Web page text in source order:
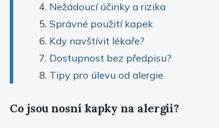
Nežádoucí účinky a rizika
Správné použití kapek
Kdy navštívit lékaře?
Dostupnost bez předpisu?
Tipy pro úlevu od alergie
Co jsou nosní kapky na alergii?